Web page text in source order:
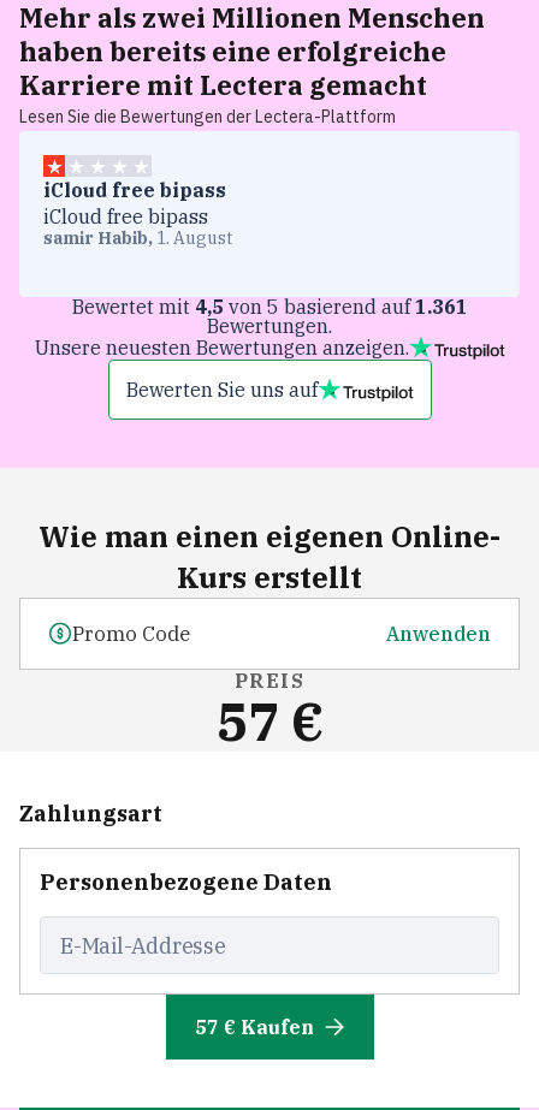
Mehr als zwei Millionen Menschen
haben bereits eine erfolgreiche
Karriere mit Lectera gemacht
Lesen Sie die Bewertungen der Lectera-Plattform
iCloud free bipass
iCloud free bipass
samir Habib, 1. August
Bewertet mit 4,5 von 5 basierend auf1.361
Bewertungen.
Unsere neuesten Bewertungen anzeigen.
Bewerten Sie uns auf
Wie man einen eigenen Online-
Kurs erstellt
Anwenden
PREIS
57 €
Zahlungsart
Personenbezogene Daten
E-Mail-Addresse
57 € Kaufen